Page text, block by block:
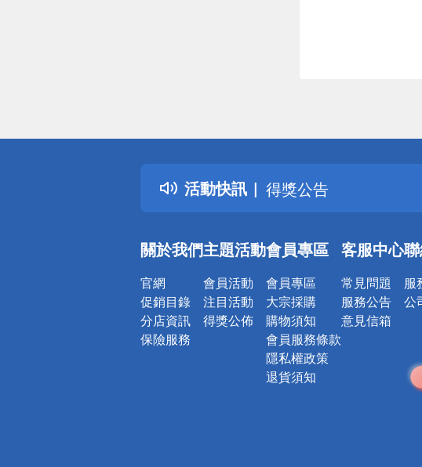
活動快訊
詐騙網頁！請小心！
得獎公告
熱門話題
銀行優惠
詐騙網頁！請小心！
關於我們
官網
促銷目錄
分店資訊
保險服務
主題活動
會員活動
注目活動
得獎公佈
會員專區
會員專區
大宗採購
購物須知
會員服務條款
隱私權政策
退貨須知
客服中心
常見問題
服務公告
意見信箱
服
公